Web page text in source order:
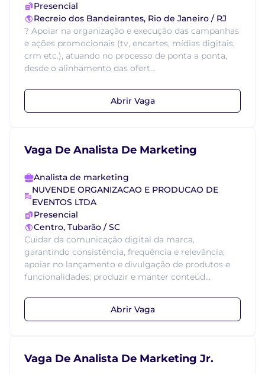
Presencial
Recreio dos Bandeirantes, Rio de Janeiro / RJ
? Apoiar na organização e execução das campanhas
e ações promocionais (tv, encartes, mídias digitais,
crm etc.), atuando no processo de ponta a ponta,
desde o alinhamento das ofert...
Abrir Vaga
Vaga De Analista De Marketing
Analista de marketing
NUVENDE ORGANIZACAO E PRODUCAO DE
EVENTOS LTDA
Presencial
Centro, Tubarão / SC
Cuidar da comunicação digital da marca,
garantindo consistência, frequência e relevância;
apoiar no lançamento e divulgação de produtos e
funcionalidades; produzir e manter conteúd...
Abrir Vaga
Vaga De Analista De Marketing Jr.